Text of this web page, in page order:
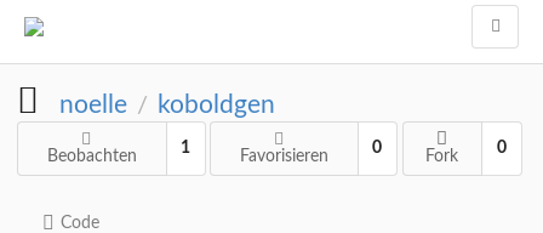
noelle / koboldgen
Beobachten 1 Favorisieren 0 Fork 0
Code